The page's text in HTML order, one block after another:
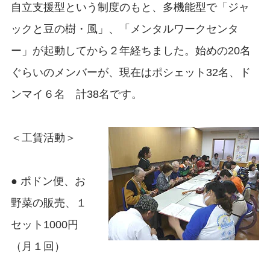
自立支援型という制度のもと、多機能型で「ジャ
ックと豆の樹・風」、「メンタルワークセンタ
ー」が起動してから２年経ちました。始めの20名
ぐらいのメンバーが、現在はポシェット32名、ド
ンマイ６名 計38名です。
＜工賃活動＞
● ポドン便、お
野菜の販売、１
セット1000円
（月１回）